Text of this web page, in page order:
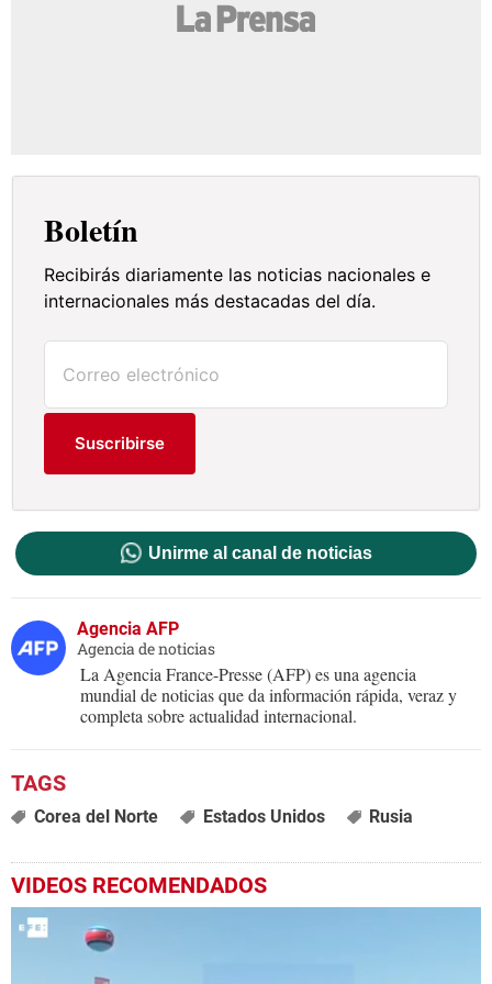
Boletín
Recibirás diariamente las noticias nacionales e
internacionales más destacadas del día.
Suscribirse
Unirme al canal de noticias
Agencia AFP
Agencia de noticias
La Agencia France-Presse (AFP) es una agencia
mundial de noticias que da información rápida, veraz y
completa sobre actualidad internacional.
Corea del Norte Estados Unidos Rusia
VIDEOS RECOMENDADOS